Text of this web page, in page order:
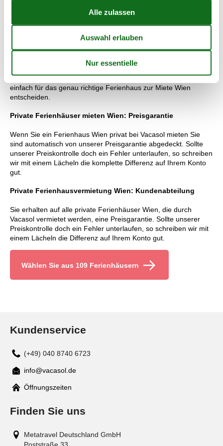
einem Besuch der vielen Museen der Stadt, im Tiergarten und
samstags auf dem großen Flohmarkt interessante Erlebnisse
Vermietung von private Ferienhäuser Wien: Ihre
Vorteile
schön gelegenen Ferienhäuser Wien verschaffen und sich ganz
einfach für das genau richtige Ferienhaus zur Miete Wien
entscheiden.
Private Ferienhäuser mieten Wien: Preisgarantie
Wenn Sie ein Ferienhaus Wien privat bei Vacasol mieten Sie
sind automatisch von unserer Preisgarantie abgedeckt. Sollte
unserer Preiskontrolle doch ein Fehler unterlaufen, so schreiben
wir mit einem Lächeln die komplette Differenz auf Ihrem Konto
gut.
Private Ferienhausvermietung Wien: Kundenabteilung
Sie erhalten auf alle private Ferienhäuser Wien, die durch
Vacasol vermietet werden, eine Preisgarantie. Sollte unserer
Preiskontrolle doch ein Fehler unterlaufen, so schreiben wir mit
einem Lächeln die Differenz auf Ihrem Konto gut.
Wählen Sie aus 109 Ferienhäusern
Kundenservice
(+49) 040 8740 6723
Mail
info@vacasol.de
Öffnungszeiten
Finden Sie uns
Metatravel Deutschland GmbH